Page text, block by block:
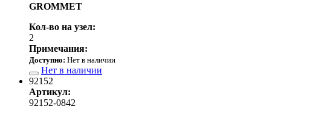
GROMMET
Кол-во на узел:
2
Примечания:
Доступно: Нет в наличии
Нет в наличии
92152
Артикул:
92152-0842